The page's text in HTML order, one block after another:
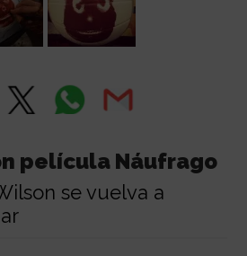
película Náufrago
se vuelva a